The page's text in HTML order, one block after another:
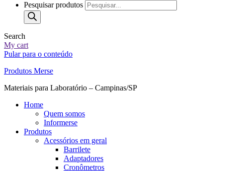
Pesquisar produtos
Search
My cart
Pular para o conteúdo
Produtos Merse
Materiais para Laboratório – Campinas/SP
Home
Quem somos
Informerse
Produtos
Acessórios em geral
Barrilete
Adaptadores
Cronômetros